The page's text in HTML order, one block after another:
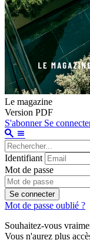
Le magazine
Version PDF
S'abonner Se
Identifiant
Mot de passe
Se connecter
Mot de passe oublié ?
Souhaitez-vous
Vous n'aurez plus